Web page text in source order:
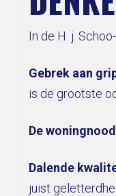
In de H. j.
Gebrek aan
is de grootste
De woningnood
Dalende
juist